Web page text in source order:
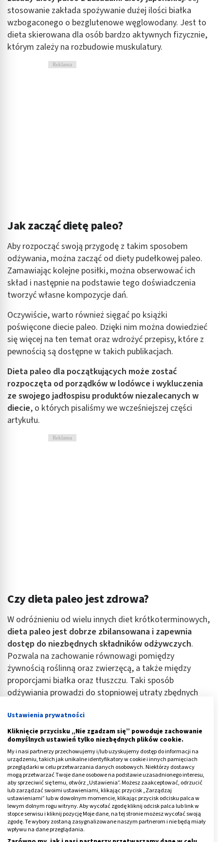
stosowanie zakłada spożywanie dużej ilości białka
wzbogaconego o bezglutenowe węglowodany. Jest to
dieta skierowana dla osób bardzo aktywnych fizycznie,
którym zależy na rozbudowie muskulatury.
Reklama
Jak zacząć dietę paleo?
Aby rozpocząć swoją przygodę z takim sposobem
odżywania, można zacząć od diety pudełkowej paleo.
Zamawiając kolejne posiłki, można obserwować ich
skład i następnie na podstawie tego doświadczenia
tworzyć własne kompozycje dań.
Oczywiście, warto również sięgać po książki
poświęcone diecie paleo. Dzięki nim można dowiedzieć
się więcej na ten temat oraz wdrożyć przepisy, które z
pewnością są dostępne w takich publikacjach.
Dieta paleo dla początkujących może zostać
rozpoczęta od porządków w lodówce i wykluczenia
ze swojego jadłospisu produktów niezalecanych w
diecie, o których pisaliśmy we wcześniejszej części
artykułu.
Reklama
Czy dieta paleo jest zdrowa?
W odróżnieniu od wielu innych diet krótkoterminowych,
dieta paleo jest dobrze zbilansowana i zapewnia
dostęp do niezbędnych składników odżywczych.
Pozwala na zachowanie równowagi pomiędzy
żywnością roślinną oraz zwierzęcą, a także między
proporcjami białka oraz tłuszczu. Taki sposób
odżywiania prowadzi do stopniowej utraty zbędnych
odporność. Opinie osób z niej korzystających wskazują
na takie jej zalety, jak:
większa odporność,
szybszy wzrost włosów i paznokci,
regeneracja skóry,
regulacja gospodarki hormonalnej.
Taki sposób odżywiania może ułatwić zajście w ciążę
Ustawienia prywatności
Kliknięcie przycisku „Nie zgadzam się” powoduje zachowanie
domyślnych ustawień tylko niezbędnych plików cookie.
My i nasi partnerzy przechowujemy i/lub uzyskujemy dostęp do informacji na
urządzeniu, takich jak unikalne identyfikatory w cookie i innych pamięciach
przeglądarki w celu przetwarzania danych osobowych. Niektórzy dostawcy
mogą przetwarzać Twoje dane osobowe na podstawie uzasadnionego interesu,
aby sprzeciwić się temu, otwórz „Ustawienia”. Możesz zaakceptować, odrzucić
lub zarządzać swoimi ustawieniami, klikając przycisk „Zarządzaj
ustawieniami” lub w dowolnym momencie, klikając przycisk odcisku palca w
lewym dolnym rogu witryny. Aby wycofać zgodę kliknij odcisk palca lub link w
stopce serwisu i kliknij pozycję Moje dane, na tej stronie możesz wycofać swoją
zgodę. Te wybory zostaną zasygnalizowane naszym partnerom i nie będą miały
wpływu na dane przeglądania.